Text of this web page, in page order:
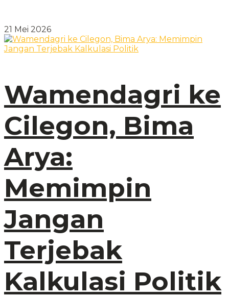
21 Mei 2026
Wamendagri ke
Cilegon, Bima
Arya:
Memimpin
Jangan
Terjebak
Kalkulasi Politik